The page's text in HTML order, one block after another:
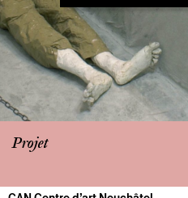
Projet